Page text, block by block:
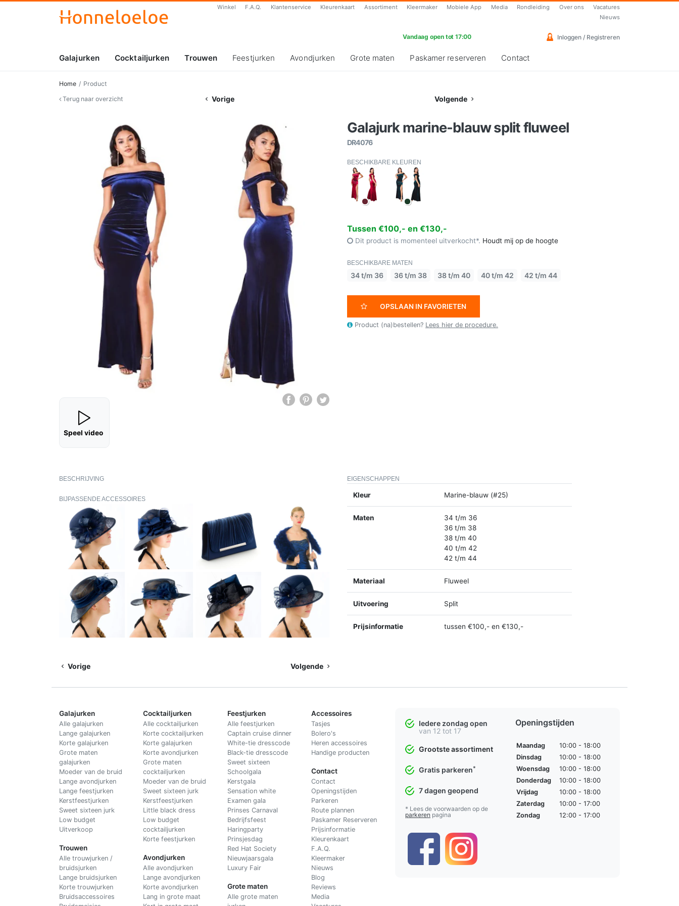
Winkel F.A.Q. Klantenservice Kleurenkaart Assortiment Kleermaker Mobiele App Media Rondleiding Over ons
Vacatures
Nieuws
Vandaag open tot 17:00 Inloggen / Registreren
Galajurken Cocktailjurken Trouwen Feestjurken Avondjurken Grote maten Paskamer reserveren Contact
Home
Product
Terug naar overzicht
Vorige Volgende
Speel video
Galajurk marine-blauw split fluweel
DR4076
BESCHIKBARE KLEUREN
Tussen €100,- en €130,-
Dit product is momenteel uitverkocht*. Houdt mij op de hoogte
BESCHIKBARE MATEN
34 t/m 36 36 t/m 38 38 t/m 40 40 t/m 42 42 t/m 44
OPSLAAN IN FAVORIETEN
Product (na)bestellen? Lees hier de procedure.
BESCHRIJVING
BIJPASSENDE ACCESSOIRES
EIGENSCHAPPEN
Kleur Marine-blauw (#25)
Maten
34 t/m 36
36 t/m 38
38 t/m 40
40 t/m 42
42 t/m 44
Materiaal Fluweel
Uitvoering Split
Prijsinformatie tussen €100,- en €130,-
Vorige Volgende
Galajurken
Alle galajurken
Lange galajurken
Korte galajurken
Grote maten
galajurken
Moeder van de bruid
Lange avondjurken
Lange feestjurken
Kerstfeestjurken
Sweet sixteen jurk
Low budget
Uitverkoop
Trouwen
Alle trouwjurken /
bruidsjurken
Lange bruidsjurken
Korte trouwjurken
Bruidsaccessoires
Cocktailjurken
Alle cocktailjurken
Korte cocktailjurken
Korte galajurken
Korte avondjurken
Grote maten
cocktailjurken
Moeder van de bruid
Sweet sixteen jurk
Kerstfeestjurken
Little black dress
Low budget
cocktailjurken
Korte feestjurken
Avondjurken
Alle avondjurken
Lange avondjurken
Korte avondjurken
Lang in grote maat
Feestjurken
Alle feestjurken
Captain cruise dinner
White-tie dresscode
Black-tie dresscode
Sweet sixteen
Schoolgala
Kerstgala
Sensation white
Examen gala
Prinses Carnaval
Bedrijfsfeest
Haringparty
Prinsjesdag
Red Hat Society
Nieuwjaarsgala
Luxury Fair
Grote maten
Alle grote maten
Accessoires
Tasjes
Bolero's
Heren accessoires
Handige producten
Contact
Contact
Openingstijden
Parkeren
Route plannen
Paskamer Reserveren
Prijsinformatie
Kleurenkaart
F.A.Q.
Kleermaker
Nieuws
Blog
Reviews
Media
Iedere zondag open
van 12 tot 17
Grootste assortiment
Gratis parkeren*
7 dagen geopend
* Lees de voorwaarden op de
parkeren pagina
Openingstijden
Maandag
10:00 - 18:00
Dinsdag
10:00 - 18:00
Woensdag
10:00 - 18:00
Donderdag
10:00 - 18:00
Vrijdag
10:00 - 18:00
Zaterdag
10:00 - 17:00
Zondag
12:00 - 17:00